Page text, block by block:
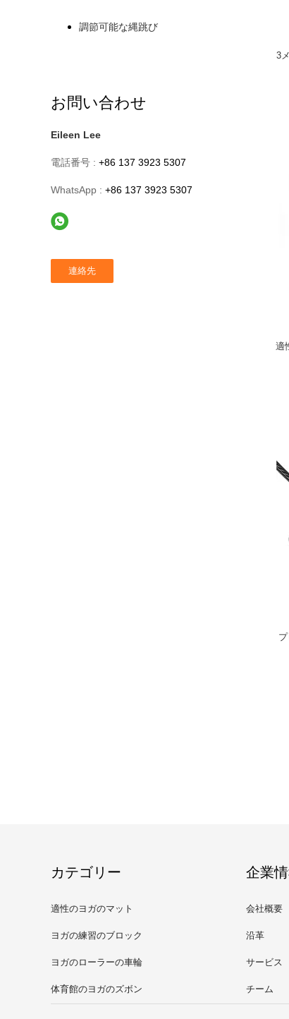
調節可能な縄跳び
お問い合わせ
Eileen Lee
電話番号 : +86 137 3923 5307
WhatsApp : +86 137 3923 5307
3
適
カテゴリー
適性のヨガのマット
ヨガの練習のブロック
ヨガのローラーの車輪
体育館のヨガのズボン
企業
会社概要
沿革
サービス
チーム